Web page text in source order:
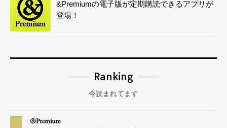
&Premiumの電子版が定期購読できるアプリが
登場！
Ranking
今読まれてます